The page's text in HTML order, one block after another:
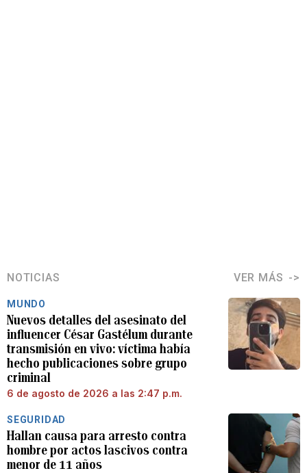
NOTICIAS VER MÁS
MUNDO
Nuevos detalles del asesinato del
influencer César Gastélum durante
transmisión en vivo: víctima había
hecho publicaciones sobre grupo
criminal
6 de agosto de 2026 a las 2:47 p.m.
SEGURIDAD
Hallan causa para arresto contra
hombre por actos lascivos contra
menor de 11 años